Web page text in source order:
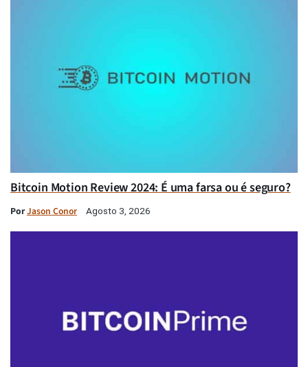
Bitcoin Motion Review 2024: É uma farsa ou é seguro?
PorJason Conor Agosto 3, 2026